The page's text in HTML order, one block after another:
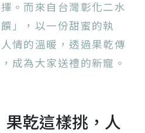
。而來自台灣彰化二水
」，以一份甜蜜的執
情的溫暖，透過果乾傳
成為大家送禮的新寵。
果乾這樣挑，人